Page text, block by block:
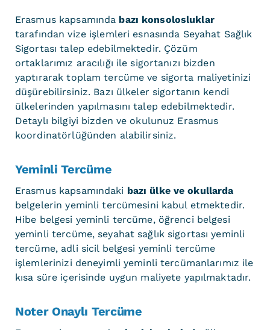
Erasmus kapsamında bazı konsolosluklar
tarafından vize işlemleri esnasında Seyahat Sağlık
Sigortası talep edebilmektedir. Çözüm
ortaklarımız aracılığı ile sigortanızı bizden
yaptırarak toplam tercüme ve sigorta maliyetinizi
düşürebilirsiniz. Bazı ülkeler sigortanın kendi
ülkelerinden yapılmasını talep edebilmektedir.
Detaylı bilgiyi bizden ve okulunuz Erasmus
koordinatörlüğünden alabilirsiniz.
Yeminli Tercüme
Erasmus kapsamındaki bazı ülke ve okullarda
belgelerin yeminli tercümesini kabul etmektedir.
Hibe belgesi yeminli tercüme, öğrenci belgesi
yeminli tercüme, seyahat sağlık sigortası yeminli
tercüme, adli sicil belgesi yeminli tercüme
işlemlerinizi deneyimli yeminli tercümanlarımız ile
kısa süre içerisinde uygun maliyete yapılmaktadır.
Noter Onaylı Tercüme